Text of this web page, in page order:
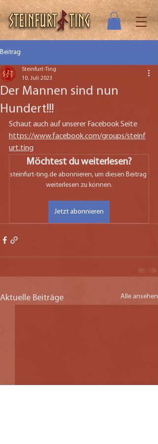
Beitrag
Der Mannen sind nun
Hundert!!!
Steinfurt-Ting
10. Juli 2023
Schaut auch auf unserer Facebook Seite
https://www.facebook.com/groups/steinf
urt.ting
Möchtest du weiterlesen?
steinfurt-ting.de abonnieren, um diesen Beitrag
weiterlesen zu können.
Jetzt abonnieren
Aktuelle Beiträge Alle ansehen